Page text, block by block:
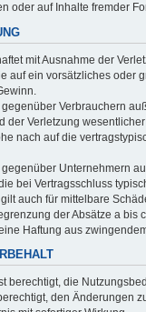
oder auf Inhalte fremder
mit Ausnahme der
auf ein vorsätzliches oder
Verbrauchern
der Verletzung
nach auf die
Unternehmern
bei Vertragsschluss
auch für mittelbare
der Absätze a bis
Haftung aus
berechtigt, die
den Änderungen